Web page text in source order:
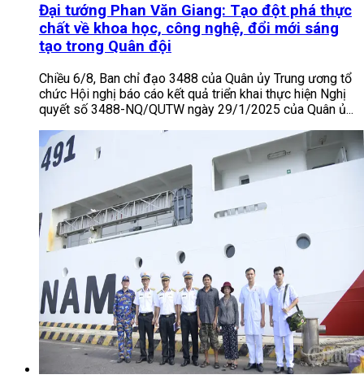
Đại tướng Phan Văn Giang: Tạo đột phá thực
chất về khoa học, công nghệ, đổi mới sáng
tạo trong Quân đội
Chiều 6/8, Ban chỉ đạo 3488 của Quân ủy Trung ương tổ
chức Hội nghị báo cáo kết quả triển khai thực hiện Nghị
quyết số 3488-NQ/QUTW ngày 29/1/2025 của Quân ủ...